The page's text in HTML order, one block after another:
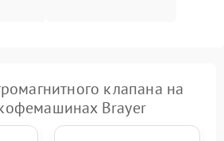
клапана на
Brayer